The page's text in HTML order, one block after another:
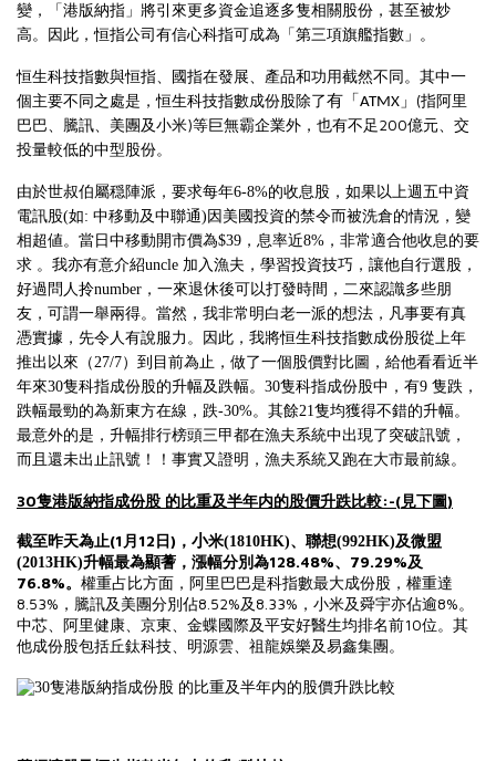
變，「港版納指」將引來更多資金追逐多隻相關股份，甚至被炒
高。因此，恒指公司有信心科指可成為「第三項旗艦指數」。
恒生科技指數與恒指、國指在發展、產品和功用截然不同。其中一
個主要不同之處是，恒生科技指數成份股除了有「 ATMX 」 (指阿里
巴巴、騰訊、美團及小米)等巨無霸企業外，也有不足 200億元、交
投量較低的中型股份。
由於世叔伯屬穏陣派，要求每年6-8%的收息股 ，如果以上週五中資
電訊股(如: 中移動及中聯通) 因美國投資的禁令而被洗倉的情況 ， 變
相超値。當日中移動開市價為$39 ，息率近8% ，非常適合他收息的要
求 。我亦有意介紹uncle 加入漁夫，學習投資技巧，讓他自行選股，
好過問人拎number ，一來退休後可以打發時間，二來認識多些朋
友，可謂一舉兩得。當然，我非常明白老一派的想法，凡事要有真
憑實據，先令人有說服力。因此，我將恒生科技指數成份股從上年
推出以來（ 27/7）到目前為止，做了一個股價對比圖，給他看看近半
年來30隻科指成份股的升幅及跌幅。 30隻科指成份股中，有9 隻跌，
跌幅最勁的為新東方在線，跌-30%。其餘21 隻均獲得不錯的升幅。
最意外的是，升幅排行榜頭三甲都在漁夫系統中出現了突破訊號，
而且還未出止訊號！！事實又證明，漁夫系統又跑在大市最前線。
30隻港版納指成份股 的比重及半年内的股價升跌比較:-( 見下圖)
截至昨天為止(1 月 12 日 ) ， 小米(1810HK)、聯想(992HK)及微盟
(2013HK)升幅最為顯蓍，漲幅分別為128.48%、 79.29%及
76.8%。 權重占比方面，阿里巴巴是科指數最大成份股，權重達
8.53% ，騰訊及美團分別佔8.52%及 8.33% ，小米及舜宇亦佔逾8% 。
中芯、阿里健康、京東、金蝶國際及平安好醫生均排名前10位。其
他成份股包括丘鈦科技、明源雲
祖龍娛樂及易鑫集團。